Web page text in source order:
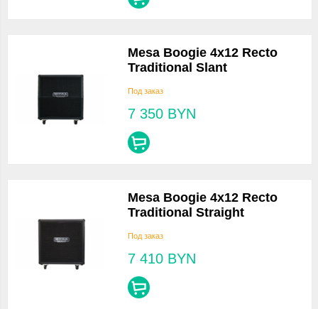
Mesa Boogie 4x12 Recto
Traditional Slant
Под заказ
7 350 BYN
Mesa Boogie 4x12 Recto
Traditional Straight
Под заказ
7 410 BYN